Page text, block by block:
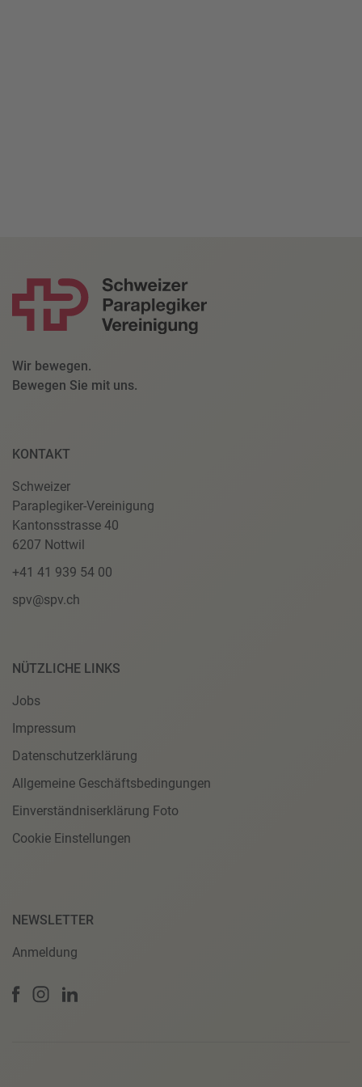
Wir bewegen.
Bewegen Sie mit uns.
KONTAKT
Schweizer
Paraplegiker-Vereinigung
Kantonsstrasse 40
6207 Nottwil
+41 41 939 54 00
spv@spv.ch
NÜTZLICHE LINKS
Jobs
Impressum
Datenschutzerklärung
Allgemeine Geschäftsbedingungen
Einverständniserklärung Foto
Cookie Einstellungen
NEWSLETTER
Anmeldung